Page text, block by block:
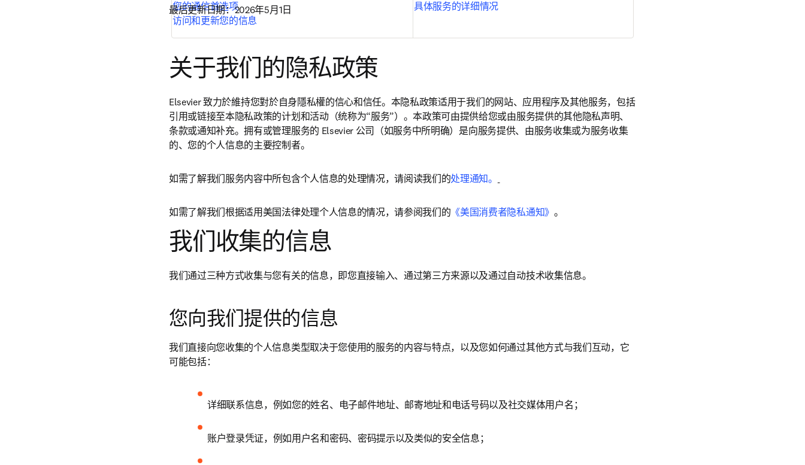
您的通信首选项
访问和更新您的信息
具体服务的详细情况
最后更新日期：2026年5月1日
关于我们的隐私政策
Elsevier 致力於維持您對於自身隱私權的信心和信任。 本隐私政策适用于我们的网站、应用程序及其他服务，包括
引用或链接至本隐私政策的计划和活动（统称为“服务”）。本政策可由提供给您或由服务提供的其他隐私声明、
条款或通知补充。拥有或管理服务的 Elsevier 公司（如服务中所明确）是向服务提供、由服务收集或为服务收集
的、您的个人信息的主要控制者。
如需了解我们服务内容中所包含个人信息的处理情况，请阅读我们的处理通知。
如需了解我们根据适用美国法律处理个人信息的情况，请参阅我们的 《美国消费者隐私通知》 。
我们收集的信息
我们通过三种方式收集与您有关的信息，即您直接输入、通过第三方来源以及通过自动技术收集信息。
您向我们提供的信息
我们直接向您收集的个人信息类型取决于您使用的服务的内容与特点，以及您如何通过其他方式与我们互动，它
可能包括：
详细联系信息，例如您的姓名、电子邮件地址、邮寄地址和电话号码以及社交媒体用户名；
账户登录凭证，例如用户名和密码、密码提示以及类似的安全信息；